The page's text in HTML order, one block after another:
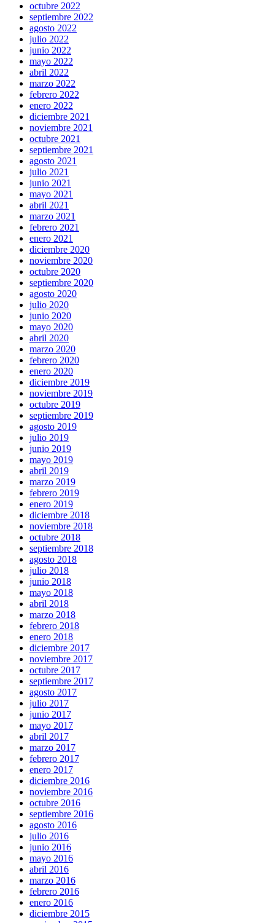
octubre 2022
septiembre 2022
agosto 2022
julio 2022
junio 2022
mayo 2022
abril 2022
marzo 2022
febrero 2022
enero 2022
diciembre 2021
noviembre 2021
octubre 2021
septiembre 2021
agosto 2021
julio 2021
junio 2021
mayo 2021
abril 2021
marzo 2021
febrero 2021
enero 2021
diciembre 2020
noviembre 2020
octubre 2020
septiembre 2020
agosto 2020
julio 2020
junio 2020
mayo 2020
abril 2020
marzo 2020
febrero 2020
enero 2020
diciembre 2019
noviembre 2019
octubre 2019
septiembre 2019
agosto 2019
julio 2019
junio 2019
mayo 2019
abril 2019
marzo 2019
febrero 2019
enero 2019
diciembre 2018
noviembre 2018
octubre 2018
septiembre 2018
agosto 2018
julio 2018
junio 2018
mayo 2018
abril 2018
marzo 2018
febrero 2018
enero 2018
diciembre 2017
noviembre 2017
octubre 2017
septiembre 2017
agosto 2017
julio 2017
junio 2017
mayo 2017
abril 2017
marzo 2017
febrero 2017
enero 2017
diciembre 2016
noviembre 2016
octubre 2016
septiembre 2016
agosto 2016
julio 2016
junio 2016
mayo 2016
abril 2016
marzo 2016
febrero 2016
enero 2016
diciembre 2015